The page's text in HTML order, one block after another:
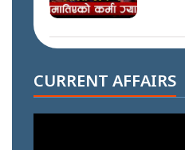
CURRENT AFFAIRS